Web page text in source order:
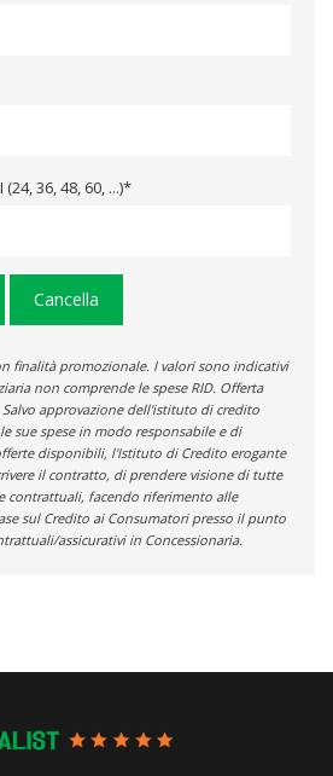
(24, 36, 48, 60, ...)*
Cancella
finalità promozionale. I valori sono indicativi
non comprende le spese RID. Offerta
approvazione dell'istituto di credito
sue spese in modo responsabile e di
disponibili, l'Istituto di Credito erogante
il contratto, di prendere visione di tutte
contrattuali, facendo riferimento alle
sul Credito ai Consumatori presso il punto
assicurativi in Concessionaria.